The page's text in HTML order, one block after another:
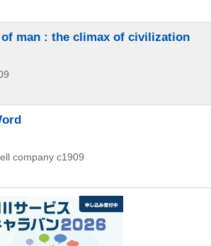
of man : the climax of civilization
company c1909